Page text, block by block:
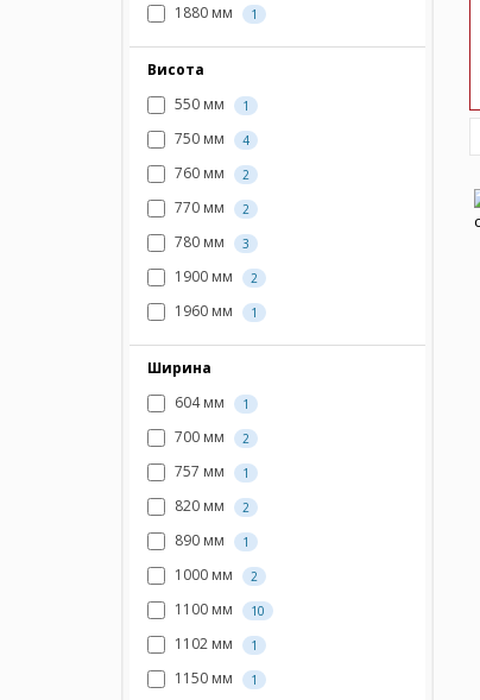
1880 мм 1
Висота
550 мм
1
750 мм 4
760 мм 2
770 мм 2
780 мм 3
1900 мм 2
1960 мм 1
Ширина
604 мм
1
700 мм 2
757 мм 1
820 мм 2
890 мм 1
1000 мм 2
1100 мм 10
1102 мм 1
1150 мм 1